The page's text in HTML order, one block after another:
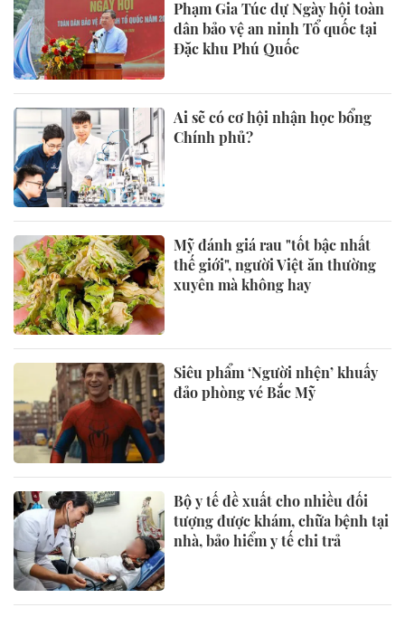
Phạm Gia Túc dự Ngày hội toàn
dân bảo vệ an ninh Tổ quốc tại
Đặc khu Phú Quốc
Ai sẽ có cơ hội nhận học bổng
Chính phủ?
Mỹ đánh giá rau "tốt bậc nhất
thế giới", người Việt ăn thường
xuyên mà không hay
Siêu phẩm ‘Người nhện’ khuấy
đảo phòng vé Bắc Mỹ
Bộ y tế đề xuất cho nhiều đối
tượng được khám, chữa bệnh tại
nhà, bảo hiểm y tế chi trả